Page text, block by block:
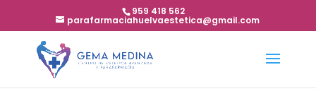
959 418 562
parafarmaciahuelvaestetica@gmail.com